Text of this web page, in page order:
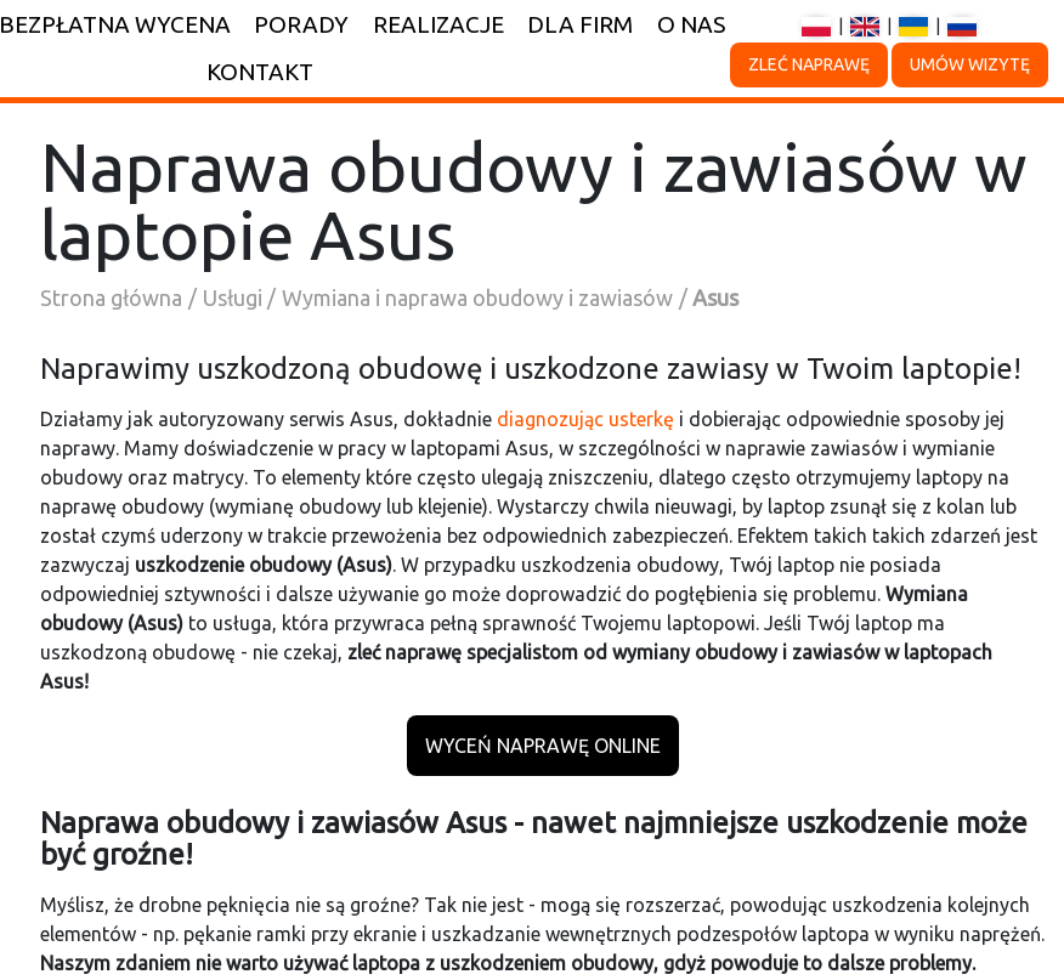
BEZPŁATNA WYCENA PORADY REALIZACJE DLA FIRM
O NAS
KONTAKT
ZLEĆ NAPRAWĘ
UMÓW WIZYTĘ
Naprawa obudowy i zawiasów w
laptopie Asus
Strona główna Usługi Wymiana i naprawa obudowy i zawiasów Asus
Naprawimy uszkodzoną obudowę i uszkodzone zawiasy w Twoim laptopie!
Działamy jak autoryzowany serwis Asus, dokładnie diagnozując usterkę i dobierając odpowiednie sposoby jej
naprawy. Mamy doświadczenie w pracy w laptopami Asus, w szczególności w naprawie zawiasów i wymianie
obudowy oraz matrycy. To elementy które często ulegają zniszczeniu, dlatego często otrzymujemy laptopy na
naprawę obudowy (wymianę obudowy lub klejenie). Wystarczy chwila nieuwagi, by laptop zsunął się z kolan lub
został czymś uderzony w trakcie przewożenia bez odpowiednich zabezpieczeń. Efektem takich takich zdarzeń jest
zazwyczaj uszkodzenie obudowy (Asus). W przypadku uszkodzenia obudowy, Twój laptop nie posiada
odpowiedniej sztywności i dalsze używanie go może doprowadzić do pogłębienia się problemu.Wymiana
obudowy (Asus) to usługa, która przywraca pełną sprawność Twojemu laptopowi. Jeśli Twój laptop ma
uszkodzoną obudowę - nie czekaj, zleć naprawę specjalistom od wymiany obudowy i zawiasów w laptopach
Asus!
WYCEŃ NAPRAWĘ ONLINE
Naprawa obudowy i zawiasów Asus - nawet najmniejsze uszkodzenie może
być groźne!
Myślisz, że drobne pęknięcia nie są groźne? Tak nie jest - mogą się rozszerzać, powodując uszkodzenia kolejnych
elementów - np. pękanie ramki przy ekranie i uszkadzanie wewnętrznych podzespołów laptopa w wyniku naprężeń.
Naszym zdaniem nie warto używać laptopa z uszkodzeniem obudowy, gdyż powoduje to dalsze problemy.